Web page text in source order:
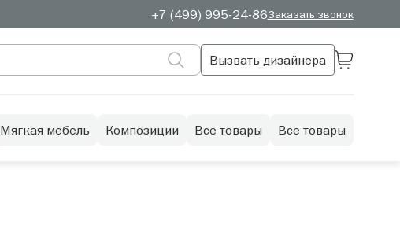
+7 (499) 995-24-86Заказать звонок
Вызвать дизайнера
Мягкая мебель Композиции Все товары Все товары